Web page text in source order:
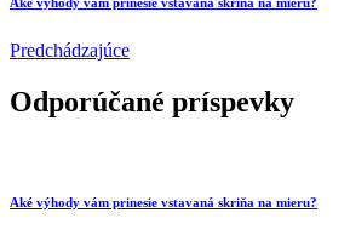
Predchádzajúce
Odporúčané príspevky
Aké výhody vám prinesie vstavaná skriňa na mieru?